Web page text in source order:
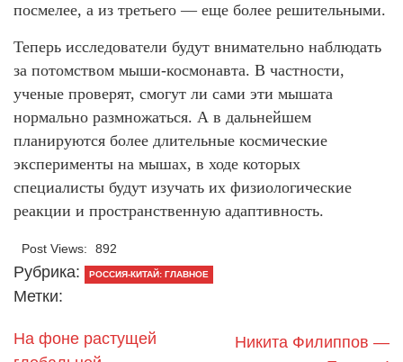
посмелее, а из третьего — еще более решительными.
Теперь исследователи будут внимательно наблюдать
за потомством мыши-космонавта. В частности,
ученые проверят, смогут ли сами эти мышата
нормально размножаться. А в дальнейшем
планируются более длительные космические
эксперименты на мышах, в ходе которых
специалисты будут изучать их физиологические
реакции и пространственную адаптивность.
Post Views: 892
Рубрика: РОССИЯ-КИТАЙ: ГЛАВНОЕ
Метки:
На фоне растущей
Никита Филиппов —